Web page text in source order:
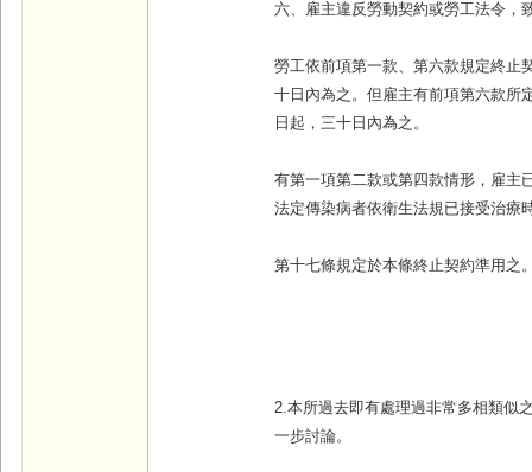
六、雇主違反勞動契約或勞工法令，
勞工依前項第一款、第六款規定終止
十日內為之。但雇主有前項第六款所
日起，三十日內為之。
有第一項第二款或第四款情形，雇主
法定傳染病者依衛生法規已接受治療
第十七條規定於本條終止契約準用之
2.本所過去即有處理過非常多相類似
一步討論。